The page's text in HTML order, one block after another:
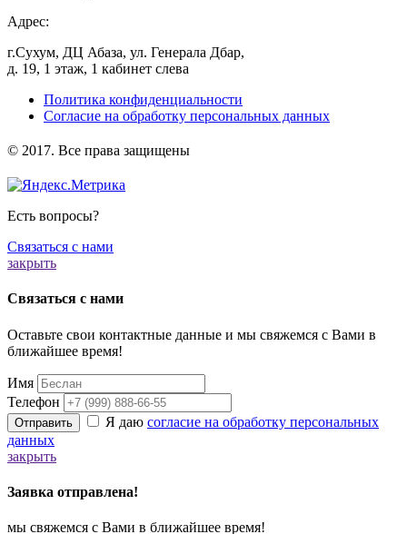
Адрес:
г.Сухум, ДЦ Абаза, ул. Генерала Дбар,
д. 19, 1 этаж, 1 кабинет слева
Политика конфиденциальности
Согласие на обработку персональных данных
️© 2017. Все права защищены
Есть вопросы?
Связаться с нами
закрыть
Связаться с нами
Оставьте свои контактные данные и мы свяжемся с Вами в
ближайшее время!
Имя
Телефон
Отправить Я даю согласие на обработку персональных
данных
закрыть
Заявка отправлена!
мы свяжемся с Вами в ближайшее время!